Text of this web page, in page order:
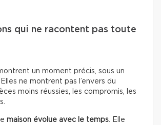
qui ne racontent pas toute
un moment précis, sous un
ne montrent pas l’envers du
moins réussies, les compromis, les
maison évolue avec le temps . Elle